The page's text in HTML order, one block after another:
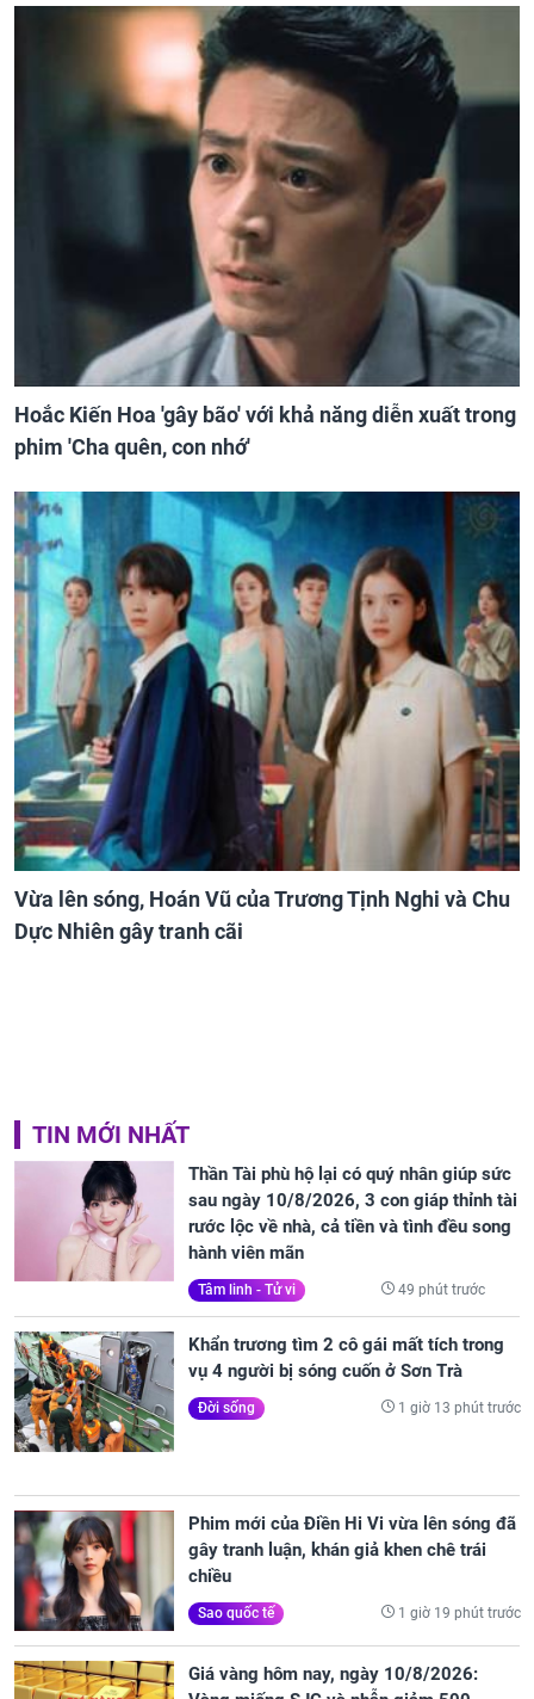
Hoắc Kiến Hoa 'gây bão' với khả năng diễn xuất trong
phim 'Cha quên, con nhớ'
Vừa lên sóng, Hoán Vũ của Trương Tịnh Nghi và Chu
Dực Nhiên gây tranh cãi
TIN MỚI NHẤT
Thần Tài phù hộ lại có quý nhân giúp sức
sau ngày 10/8/2026, 3 con giáp thỉnh tài
rước lộc về nhà, cả tiền và tình đều song
hành viên mãn
Tâm linh - Tử vi 49 phút trước
Khẩn trương tìm 2 cô gái mất tích trong
vụ 4 người bị sóng cuốn ở Sơn Trà
Đời sống 1 giờ 13 phút trước
Phim mới của Điền Hi Vi vừa lên sóng đã
gây tranh luận, khán giả khen chê trái
chiều
Sao quốc tế 1 giờ 19 phút trước
Giá vàng hôm nay, ngày 10/8/2026: